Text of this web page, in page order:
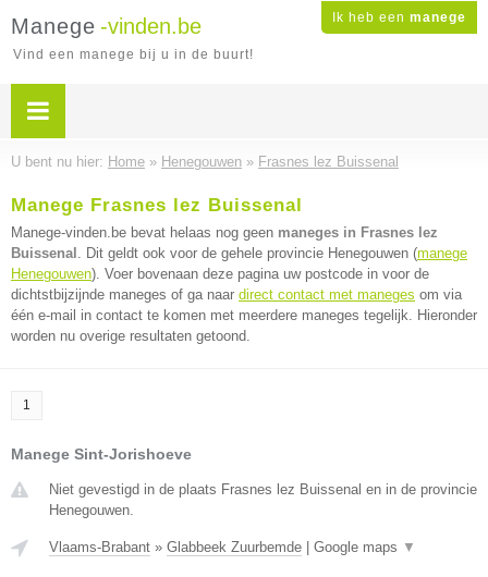
Ik heb een manege
Manege -vinden.be
Vind een manege bij u in de buurt!
U bent nu hier: Home » Henegouwen » Frasnes lez Buissenal
Manege Frasnes lez Buissenal
Manege-vinden.be bevat helaas nog geen maneges in Frasnes lez
Buissenal . Dit geldt ook voor de gehele provincie Henegouwen (manege
Henegouwen). Voer bovenaan deze pagina uw postcode in voor de
dichtstbijzijnde maneges of ga naar direct contact met maneges om via
één e-mail in contact te komen met meerdere maneges tegelijk. Hieronder
worden nu overige resultaten getoond.
1
Manege Sint-Jorishoeve
Niet gevestigd in de plaats Frasnes lez Buissenal en in de provincie
Henegouwen.
Vlaams-Brabant » Glabbeek Zuurbemde Google maps ▼